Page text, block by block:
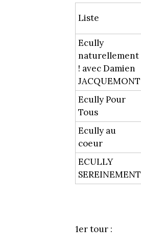
Liste
Ecully
naturellement
! avec Damien
JACQUEMONT
Ecully Pour
Tous
Ecully au
coeur
ECULLY
SEREINEMENT
1er tour :